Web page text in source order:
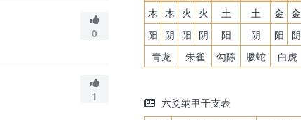
0
1
木 木 火 火 土 土 金 金
阳 阴 阳 阴 阳 阴 阳 阴
青龙
朱雀 勾陈 螣蛇 白虎
六爻纳甲干支表